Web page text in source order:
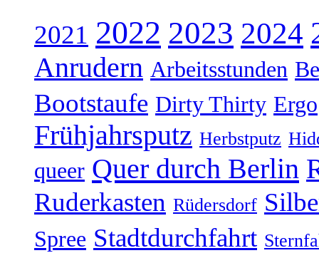
2021 2022 2023 2024
Anrudern Arbeitsstunden
Bootstaufe Dirty Thirty Ergo
Frühjahrsputz Herbstputz
queer Quer durch Berlin
Ruderkasten Rüdersdorf
Spree Stadtdurchfahrt